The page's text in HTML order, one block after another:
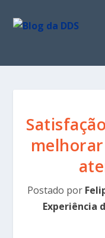
Postado por
Experiência